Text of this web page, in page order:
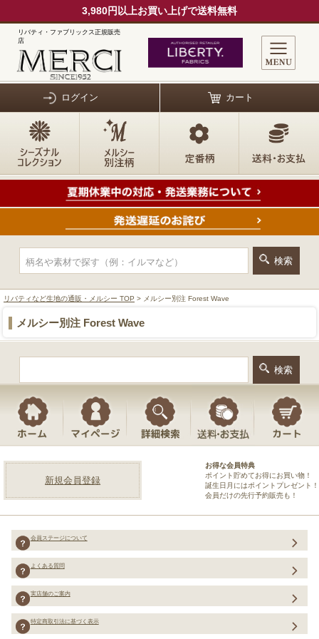
3,980円以上お買い上げで送料無料
リバティ・ファブリックス正規販売
店
ログイン カート
リバティなど生地の通販・メルシー TOP > メルシー別注 Forest Wave
メルシー別注 Forest Wave
新規会員登録
お得な会員特典
ポイント貯めてお得にお買い物！
誕生日月にはポイントプレゼント！
会員だけの先行予約販売も！
会員ステージについて
よくある質問
実店舗のご案内
特定商取引法に基づく表示